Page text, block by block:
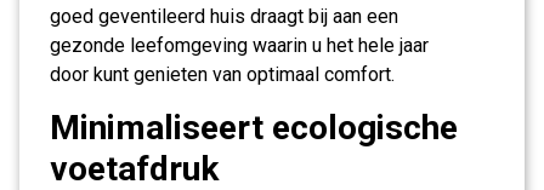
goed geventileerd huis draagt bij aan een
gezonde leefomgeving waarin u het hele jaar
door kunt genieten van optimaal comfort.
Minimaliseert ecologische
voetafdruk